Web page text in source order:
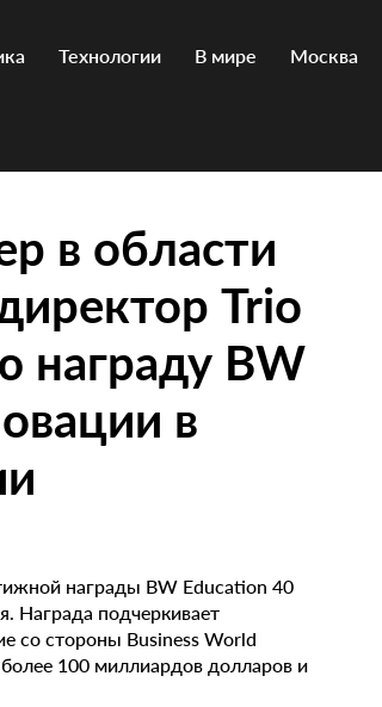
Технологии В мире Москва
в области
Trio
награду BW
в
награды BW Education 40
Награда подчеркивает
со стороны Business World
100 миллиардов долларов и